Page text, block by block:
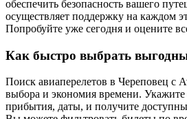
обеспечить безопасность вашего
осуществляет поддержку на каждом
Попробуйте уже сегодня и оцените
Как быстро выбрать
Поиск авиаперелетов в Череповец с
выбора и экономия времени. Укажите
прибытия, даты, и получите